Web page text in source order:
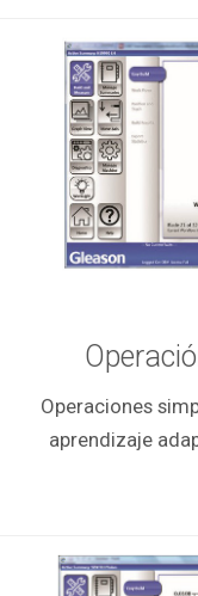
Operaciones
aprendizaje